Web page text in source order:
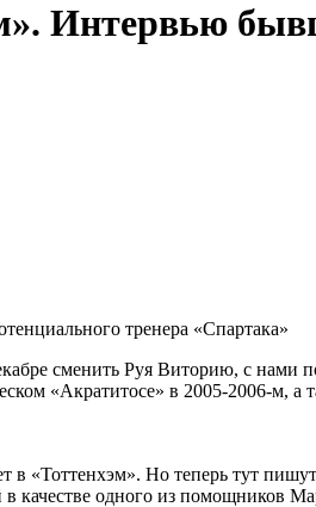
Интервью
сменить Руя Виторию, с нами
«Акратитосе» в 2005-2006-м, а
«Тоттенхэм». Но теперь тут
одного из помощников